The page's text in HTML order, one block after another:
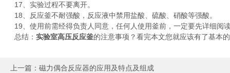
17、实验过程不要离开。
18、反应釜不耐强酸，反应液中禁用盐酸、硫酸、硝酸等强酸。
19、使用前需经得负责人同意，任何人使用釜前，一定要先详细阅
总结： 实验室高压反应釜的注意事项？看完本文您就应该有了基本
上一篇： 磁力偶合反应器的应用及特点及组成